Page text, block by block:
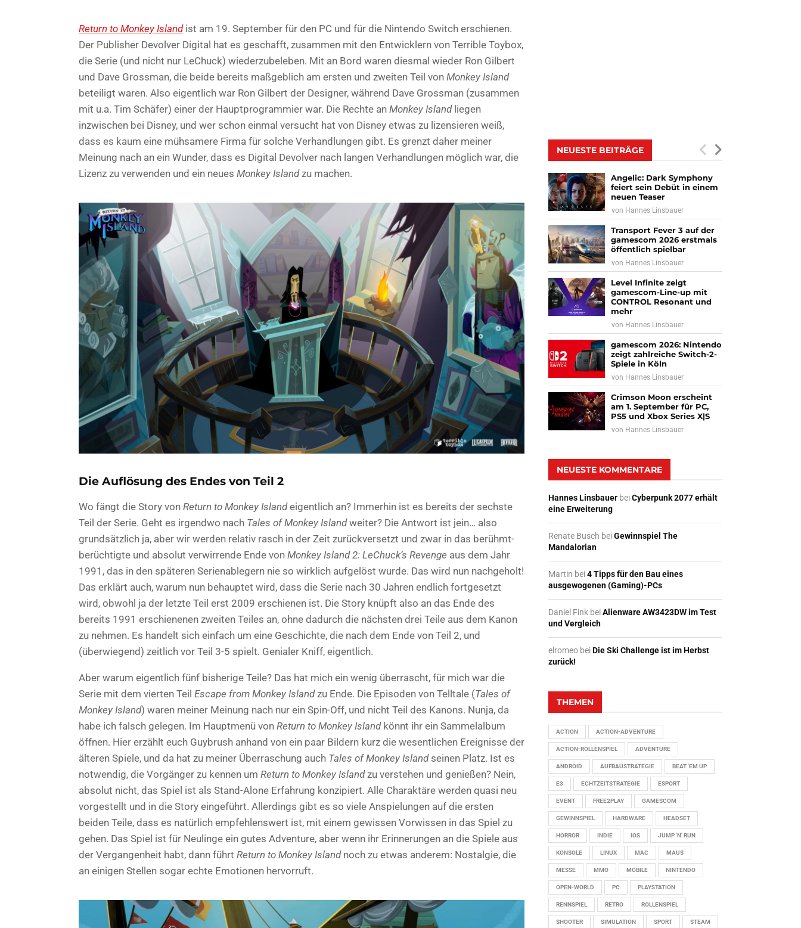
Return to Monkey Islandist am 19. September für den PC und für die Nintendo Switch erschienen.
Der Publisher Devolver Digital hat es geschafft, zusammen mit den Entwicklern von Terrible Toybox,
die Serie (und nicht nur LeChuck) wiederzubeleben. Mit an Bord waren diesmal wieder Ron Gilbert
und Dave Grossman, die beide bereits maßgeblich am ersten und zweiten Teil von Monkey Island
beteiligt waren. Also eigentlich war Ron Gilbert der Designer, während Dave Grossman (zusammen
mit u.a. Tim Schäfer) einer der Hauptprogrammier war. Die Rechte an Monkey Islandliegen
inzwischen bei Disney, und wer schon einmal versucht hat von Disney etwas zu lizensieren weiß,
dass es kaum eine mühsamere Firma für solche Verhandlungen gibt. Es grenzt daher meiner
Meinung nach an ein Wunder, dass es Digital Devolver nach langen Verhandlungen möglich war, die
Lizenz zu verwenden und ein neues Monkey Islandzu machen.
Die Auflösung des Endes von Teil 2
Wo fängt die Story von Return to Monkey Islandeigentlich an? Immerhin ist es bereits der sechste
Teil der Serie. Geht es irgendwo nach Tales of Monkey Islandweiter? Die Antwort ist jein… also
grundsätzlich ja, aber wir werden relativ rasch in der Zeit zurückversetzt und zwar in das berühmt-
berüchtigte und absolut verwirrende Ende von Monkey Island 2: LeChuck’s Revenge aus dem Jahr
1991, das in den späteren Serienablegern nie so wirklich aufgelöst wurde. Das wird nun nachgeholt!
Das erklärt auch, warum nun behauptet wird, dass die Serie nach 30 Jahren endlich fortgesetzt
wird, obwohl ja der letzte Teil erst 2009 erschienen ist. Die Story knüpft also an das Ende des
bereits 1991 erschienenen zweiten Teiles an, ohne dadurch die nächsten drei Teile aus dem Kanon
zu nehmen. Es handelt sich einfach um eine Geschichte, die nach dem Ende von Teil 2, und
(überwiegend) zeitlich vor Teil 3-5 spielt. Genialer Kniff, eigentlich.
Aber warum eigentlich fünf bisherige Teile? Das hat mich ein wenig überrascht, für mich war die
Serie mit dem vierten Teil Escape from Monkey Islandzu Ende. Die Episoden von Telltale (Tales of
Monkey Island) waren meiner Meinung nach nur ein Spin-Off, und nicht Teil des Kanons. Nunja, da
habe ich falsch gelegen. Im Hauptmenü von Return to Monkey Islandkönnt ihr ein Sammelalbum
öffnen. Hier erzählt euch Guybrush anhand von ein paar Bildern kurz die wesentlichen Ereignisse der
älteren Spiele, und da hat zu meiner Überraschung auch Tales of Monkey Islandseinen Platz. Ist es
notwendig, die Vorgänger zu kennen um Return to Monkey Islandzu verstehen und genießen? Nein,
absolut nicht, das Spiel ist als Stand-Alone Erfahrung konzipiert. Alle Charaktäre werden quasi neu
vorgestellt und in die Story eingeführt. Allerdings gibt es so viele Anspielungen auf die ersten
beiden Teile, dass es natürlich empfehlenswert ist, mit einem gewissen Vorwissen in das Spiel zu
gehen. Das Spiel ist für Neulinge ein gutes Adventure, aber wenn ihr Erinnerungen an die Spiele aus
der Vergangenheit habt, dann führt Return to Monkey Islandnoch zu etwas anderem: Nostalgie, die
an einigen Stellen sogar echte Emotionen hervorruft.
NEUESTE BEITRÄGE
Angelic: Dark Symphony
feiert sein Debüt in einem
neuen Teaser
von Hannes Linsbauer
Transport Fever 3 auf der
gamescom 2026 erstmals
öffentlich spielbar
von Hannes Linsbauer
Level Infinite zeigt
gamescom-Line-up mit
CONTROL Resonant und
mehr
von Hannes Linsbauer
gamescom 2026: Nintendo
zeigt zahlreiche Switch-2-
Spiele in Köln
von Hannes Linsbauer
Crimson Moon erscheint
am 1. September für PC,
PS5 und Xbox Series X|S
von Hannes Linsbauer
NEUESTE KOMMENTARE
Hannes Linsbauer beiCyberpunk 2077 erhält
eine Erweiterung
Renate Busch beiGewinnspiel The
Mandalorian
Martin bei4 Tipps für den Bau eines
ausgewogenen (Gaming)-PCs
Daniel Fink beiAlienware AW3423DW im Test
und Vergleich
elromeo beiDie Ski Challenge ist im Herbst
zurück!
THEMEN
ACTION ACTION-ADVENTURE
ACTION-ROLLENSPIEL ADVENTURE
ANDROID AUFBAUSTRATEGIE BEAT 'EM UP
E3 ECHTZEITSTRATEGIE ESPORT
EVENT FREE2PLAY GAMESCOM
GEWINNSPIEL HARDWARE HEADSET
HORROR INDIE IOS JUMP 'N' RUN
KONSOLE LINUX MAC MAUS
MESSE MMO MOBILE NINTENDO
OPEN-WORLD PC PLAYSTATION
RENNSPIEL RETRO ROLLENSPIEL
SHOOTER SIMULATION SPORT STEAM